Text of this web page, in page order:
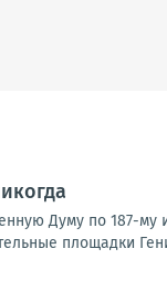
Думу по 187-му
площадки